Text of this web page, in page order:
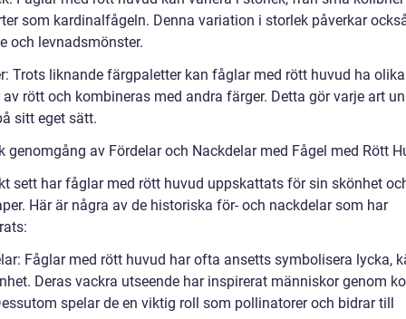
som kardinalfågeln. Denna variation i storlek påverkar
och levnadsmönster.
Trots liknande färgpaletter kan fåglar med rött huvud ha olika
av rött och kombineras med andra färger. Detta gör varje art
sitt eget sätt.
genomgång av Fördelar och Nackdelar med Fågel med Rött
sett har fåglar med rött huvud uppskattats för sin skönhet
Här är några av de historiska för- och nackdelar som har
Fåglar med rött huvud har ofta ansetts symbolisera lycka,
Deras vackra utseende har inspirerat människor genom
spelar de en viktig roll som pollinatorer och bidrar till